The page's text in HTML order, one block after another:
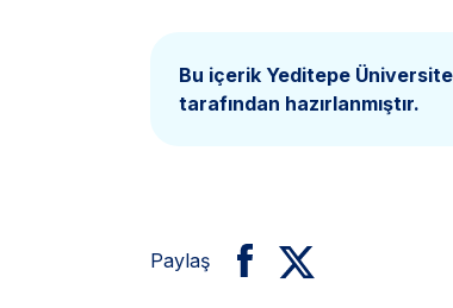
Bu içerik Yeditepe
tarafından hazırlanmıştır.
Paylaş